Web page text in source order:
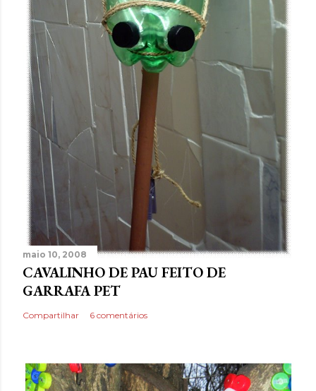
maio 10, 2008
CAVALINHO DE PAU FEITO DE
GARRAFA PET
Compartilhar 6 comentários